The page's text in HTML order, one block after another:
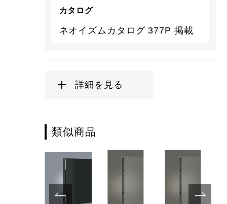
カタログ
ネオイズムカタログ 377P 掲載
詳細を見る
類似商品